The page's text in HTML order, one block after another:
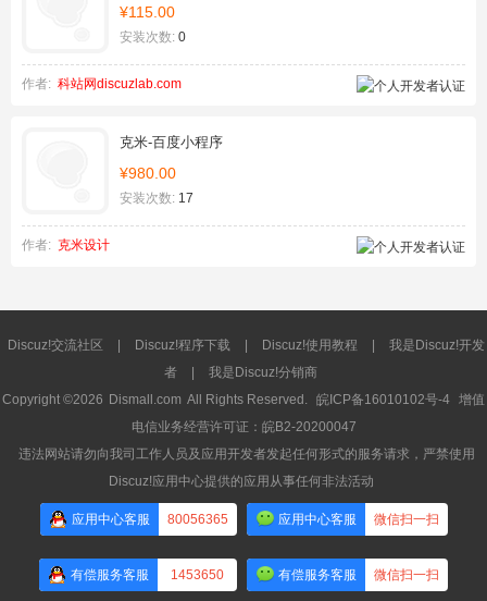
¥115.00
安装次数: 0
作者: 科站网discuzlab.com
克米-百度小程序
¥980.00
安装次数: 17
作者: 克米设计
Discuz!交流社区 Discuz!程序下载 Discuz!使用教程
我是Discuz!开发
者
我是Discuz!分销商
Copyright ©2026 Dismall.com All Rights Reserved. 皖ICP备16010102号-4 增值
电信业务经营许可证：皖B2-20200047
违法网站请勿向我司工作人员及应用开发者发起任何形式的服务请求，严禁使用
Discuz!应用中心提供的应用从事任何非法活动
应用中心客服 80056365 应用中心客服 微信扫一扫
有偿服务客服 1453650 有偿服务客服 微信扫一扫